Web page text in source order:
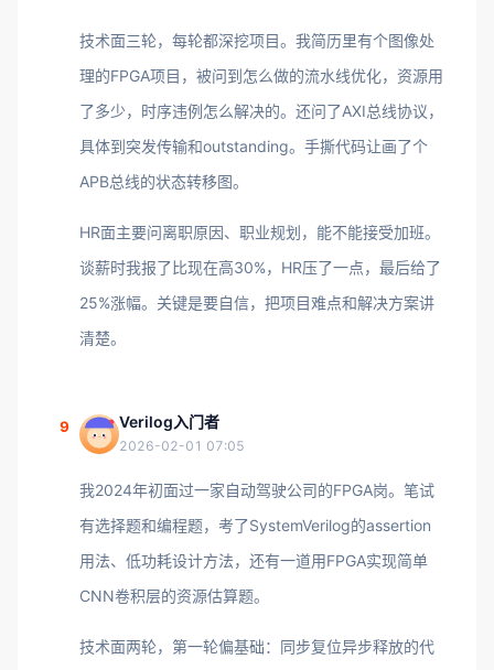
技术面三轮，每轮都深挖项目。我简历里有个图像处
理的FPGA项目，被问到怎么做的流水线优化，资源用
了多少，时序违例怎么解决的。还问了AXI总线协议，
具体到突发传输和outstanding。手撕代码让画了个
APB总线的状态转移图。
HR面主要问离职原因、职业规划，能不能接受加班。
谈薪时我报了比现在高30%，HR压了一点，最后给了
25%涨幅。关键是要自信，把项目难点和解决方案讲
清楚。
9 Verilog入门者
2026-02-01 07:05
我2024年初面过一家自动驾驶公司的FPGA岗。笔试
有选择题和编程题，考了SystemVerilog的assertion
用法、低功耗设计方法，还有一道用FPGA实现简单
CNN卷积层的资源估算题。
技术面两轮，第一轮偏基础：同步复位异步释放的代